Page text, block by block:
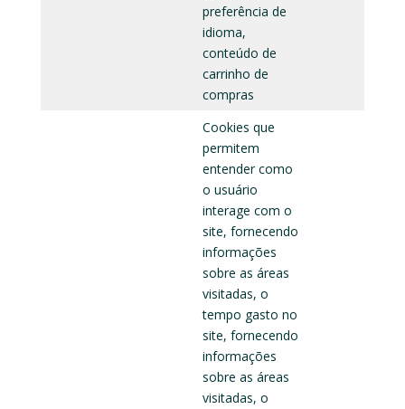
preferência de
idioma,
conteúdo de
carrinho de
compras
Cookies que
permitem
entender como
o usuário
interage com o
site, fornecendo
informações
sobre as áreas
visitadas, o
tempo gasto no
site, fornecendo
informações
sobre as áreas
visitadas, o